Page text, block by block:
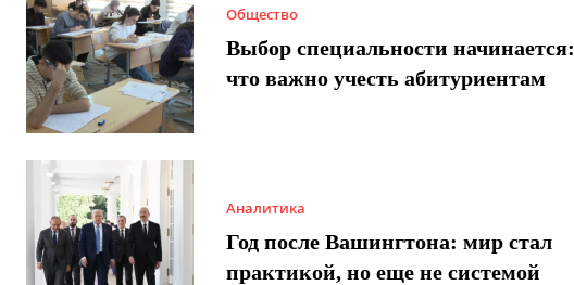
Общество
Выбор специальности начинается:
что важно учесть абитуриентам
Аналитика
Год после Вашингтона: мир стал
практикой, но еще не системой